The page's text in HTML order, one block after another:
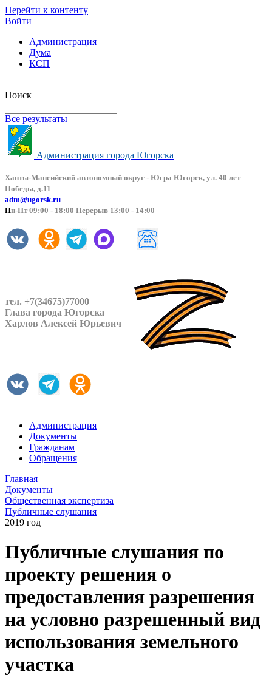
Перейти к контенту
Войти
Администрация
Дума
КСП
Поиск
Все результаты
Администрация города Югорска
Ханты-Мансийский автономный округ - Югра Югорск, ул. 40 лет
Победы, д.11
adm@ugorsk.ru
Пн-Пт 09:00 - 18:00 Перерыв 13:00 - 14:00
тел. +7(34675)77000
Глава города Югорска
Харлов Алексей Юрьевич
Администрация
Документы
Гражданам
Обращения
Главная
Документы
Общественная экспертиза
Публичные слушания
2019 год
Публичные слушания по
проекту решения о
предоставления разрешения
на условно разрешенный вид
использования земельного
участка